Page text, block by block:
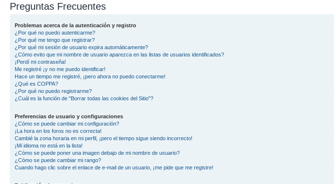
Preguntas Frecuentes
Problemas acerca de la autenticación y registro
¿Por qué no puedo autenticarme?
¿Por qué me tengo que registrar?
¿Por qué mi sesión de usuario expira automáticamente?
¿Cómo evito que mi nombre de usuario aparezca en las listas de usuarios identificados?
¡Perdí mi contraseña!
Me registré ¡y no me puedo identificar!
Hace un tiempo me registré, ¡pero ahora no puedo conectarme!
¿Qué es COPPA?
¿Por qué no puedo registrarme?
¿Cuál es la función de "Borrar todas las cookies del Sitio"?
Preferencias de usuario y configuraciones
¿Cómo se puede cambiar mi configuración?
¡La hora en los foros no es correcta!
Cambié la zona horaria en mi perfil, ¡pero el tiempo sigue siendo incorrecto!
¡Mi idioma no está en la lista!
¿Cómo se puede poner una imagen debajo de mi nombre de usuario?
¿Cómo se puede cambiar mi rango?
Cuando hago clic sobre el enlace de e-mail de un usuario, ¡me pide que me registre!